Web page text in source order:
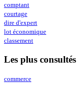
comptant
courtage
dire d'expert
lot économique
classement
Les plus consultés
commerce